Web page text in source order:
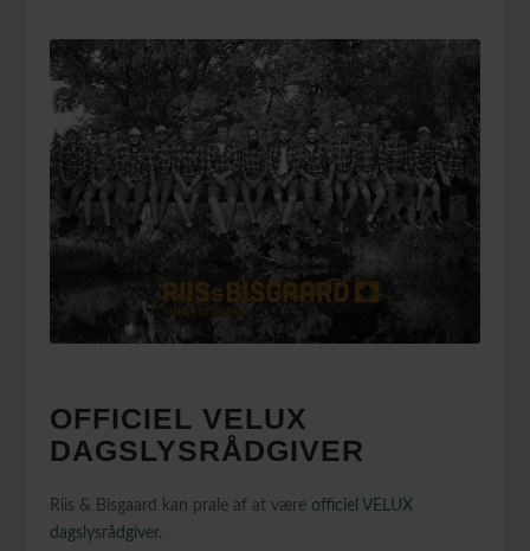
OFFICIEL VELUX
DAGSLYSRÅDGIVER
Riis & Bisgaard kan prale af at være officiel VELUX
dagslysrådgiver.